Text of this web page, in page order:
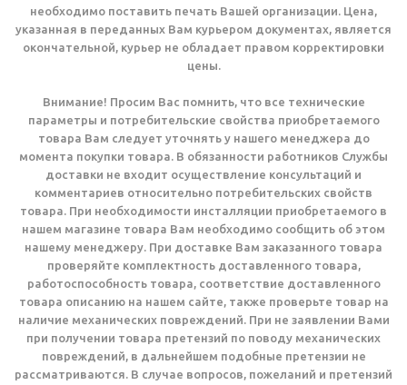
необходимо поставить печать Вашей организации. Цена,
указанная в переданных Вам курьером документах, является
окончательной, курьер не обладает правом корректировки
цены.
Внимание! Просим Вас помнить, что все технические
параметры и потребительские свойства приобретаемого
товара Вам следует уточнять у нашего менеджера до
момента покупки товара. В обязанности работников Службы
доставки не входит осуществление консультаций и
комментариев относительно потребительских свойств
товара. При необходимости инсталляции приобретаемого в
нашем магазине товара Вам необходимо сообщить об этом
нашему менеджеру. При доставке Вам заказанного товара
проверяйте комплектность доставленного товара,
работоспособность товара, соответствие доставленного
товара описанию на нашем сайте, также проверьте товар на
наличие механических повреждений. При не заявлении Вами
при получении товара претензий по поводу механических
повреждений, в дальнейшем подобные претензии не
рассматриваются. В случае вопросов, пожеланий и претензий